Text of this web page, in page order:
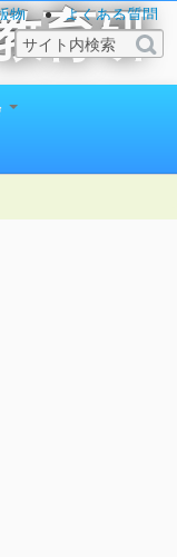
育研
物
よくある質問